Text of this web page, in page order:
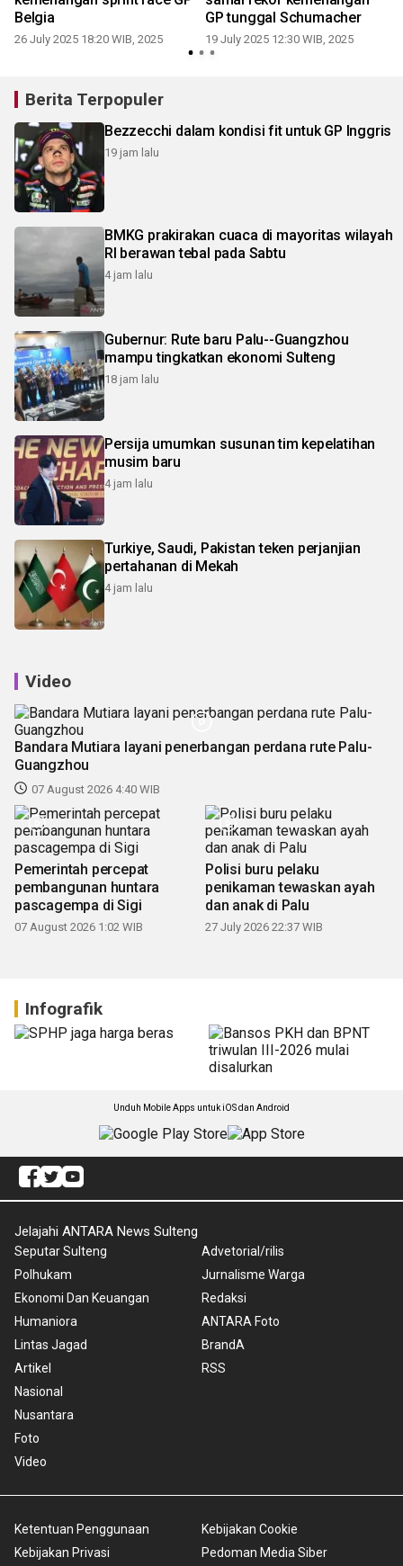
Belgia
26 July 2025 18:20 WIB, 2025
GP tunggal Schumacher
19 July 2025 12:30 WIB, 2025
Berita Terpopuler
Bezzecchi dalam kondisi fit untuk GP Inggris
19 jam lalu
BMKG prakirakan cuaca di mayoritas wilayah
RI berawan tebal pada Sabtu
4 jam lalu
Gubernur: Rute baru Palu--Guangzhou
mampu tingkatkan ekonomi Sulteng
18 jam lalu
Persija umumkan susunan tim kepelatihan
musim baru
4 jam lalu
Turkiye, Saudi, Pakistan teken perjanjian
pertahanan di Mekah
4 jam lalu
Video
Bandara Mutiara layani penerbangan perdana rute Palu-
Guangzhou
07 August 2026 4:40 WIB
Pemerintah percepat
pembangunan huntara
pascagempa di Sigi
07 August 2026 1:02 WIB
Polisi buru pelaku
penikaman tewaskan ayah
dan anak di Palu
27 July 2026 22:37 WIB
Infografik
Unduh Mobile Apps untuk iOS dan Android
Jelajahi ANTARA News Sulteng
Seputar Sulteng
Polhukam
Ekonomi Dan Keuangan
Humaniora
Lintas Jagad
Artikel
Nasional
Nusantara
Foto
Video
Advetorial/rilis
Jurnalisme Warga
Redaksi
ANTARA Foto
BrandA
RSS
Ketentuan Penggunaan
Kebijakan Privasi
Kebijakan Cookie
Pedoman Media Siber